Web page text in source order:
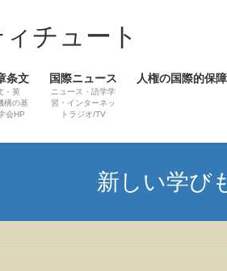
チュート
条文
・英
構の基
会HP
国際ニュース
ニュース・語学学
習・インターネッ
トラジオ/TV
人権の国際的保障
新しい学び